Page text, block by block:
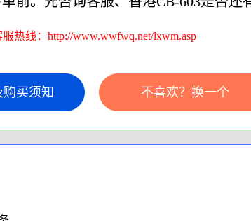
服热线：http://www.wwfwq.net/lxwm.asp